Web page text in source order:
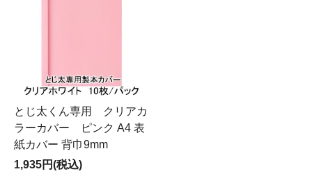
とじ太くん専用 クリアカ
ラーカバー ピンク A4 表
紙カバー 背巾9mm
1,935円(税込)